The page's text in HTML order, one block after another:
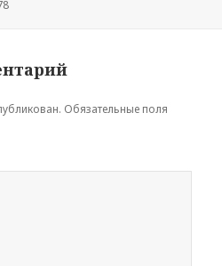
Обязательные поля